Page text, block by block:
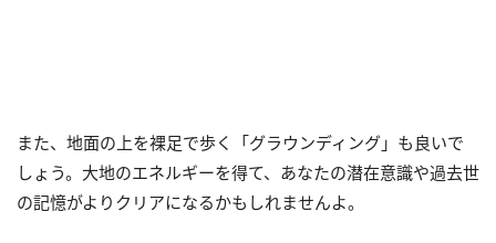
また、地面の上を裸足で歩く「グラウンディング」も良いで
しょう。大地のエネルギーを得て、あなたの潜在意識や過去世
の記憶がよりクリアになるかもしれませんよ。